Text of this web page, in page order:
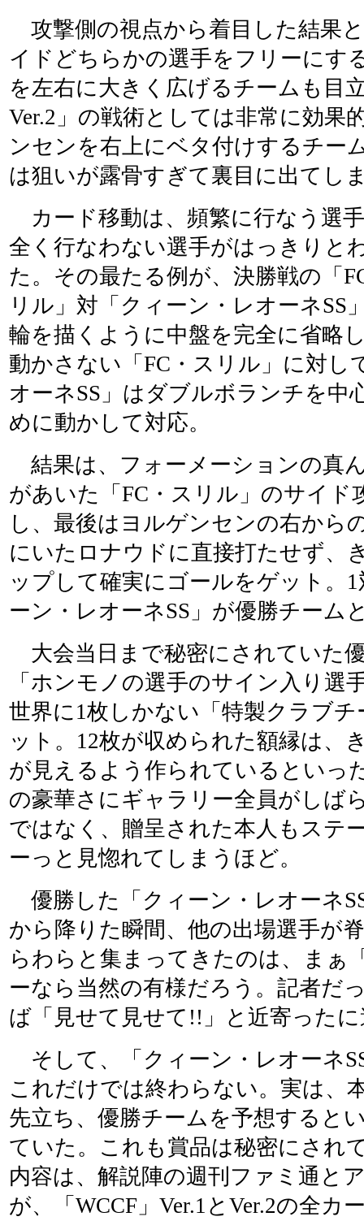
攻撃側の視点から着目した結果
イドどちらかの選手をフリーにす
を左右に大きく広げるチームも目
Ver.2」の戦術としては非常に効果
ンセンを右上にベタ付けするチー
は狙いが露骨すぎて裏目に出てし
カード移動は、頻繁に行なう選
全く行なわない選手がはっきりと
た。その最たる例が、決勝戦の「
リル」対「クィーン・レオーネSS
輪を描くように中盤を完全に省略
動かさない「FC・スリル」に対し
オーネSS」はダブルボランチを中
めに動かして対応。
結果は、フォーメーションの真
があいた「FC・スリル」のサイド
し、最後はヨルゲンセンの右から
にいたロナウドに直接打たせず、
ップして確実にゴールをゲット。
ーン・レオーネSS」が優勝チーム
大会当日まで秘密にされていた
「ホンモノの選手のサイン入り選
世界に1枚しかない「特製クラブ
ット。12枚が収められた額縁は、
が見えるよう作られているといっ
の豪華さにギャラリー全員がしば
ではなく、贈呈された本人もステ
ーっと見惚れてしまうほど。
優勝した「クィーン・レオーネ
から降りた瞬間、他の出場選手が
らわらと集まってきたのは、まぁ
ーなら当然の有様だろう。記者だ
ば「見せて見せて!!」と近寄った
そして、「クィーン・レオーネ
これだけでは終わらない。実は、
先立ち、優勝チームを予想すると
ていた。これも賞品は秘密にされ
内容は、解説陣の週刊ファミ通と
が、「WCCF」Ver.1とVer.2の全カ